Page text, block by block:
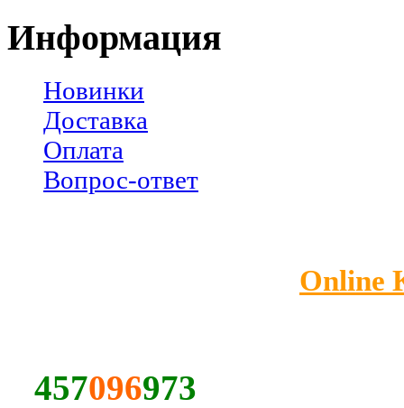
Информация
Новинки
Доставка
Оплата
Вопрос-ответ
Online
457096973